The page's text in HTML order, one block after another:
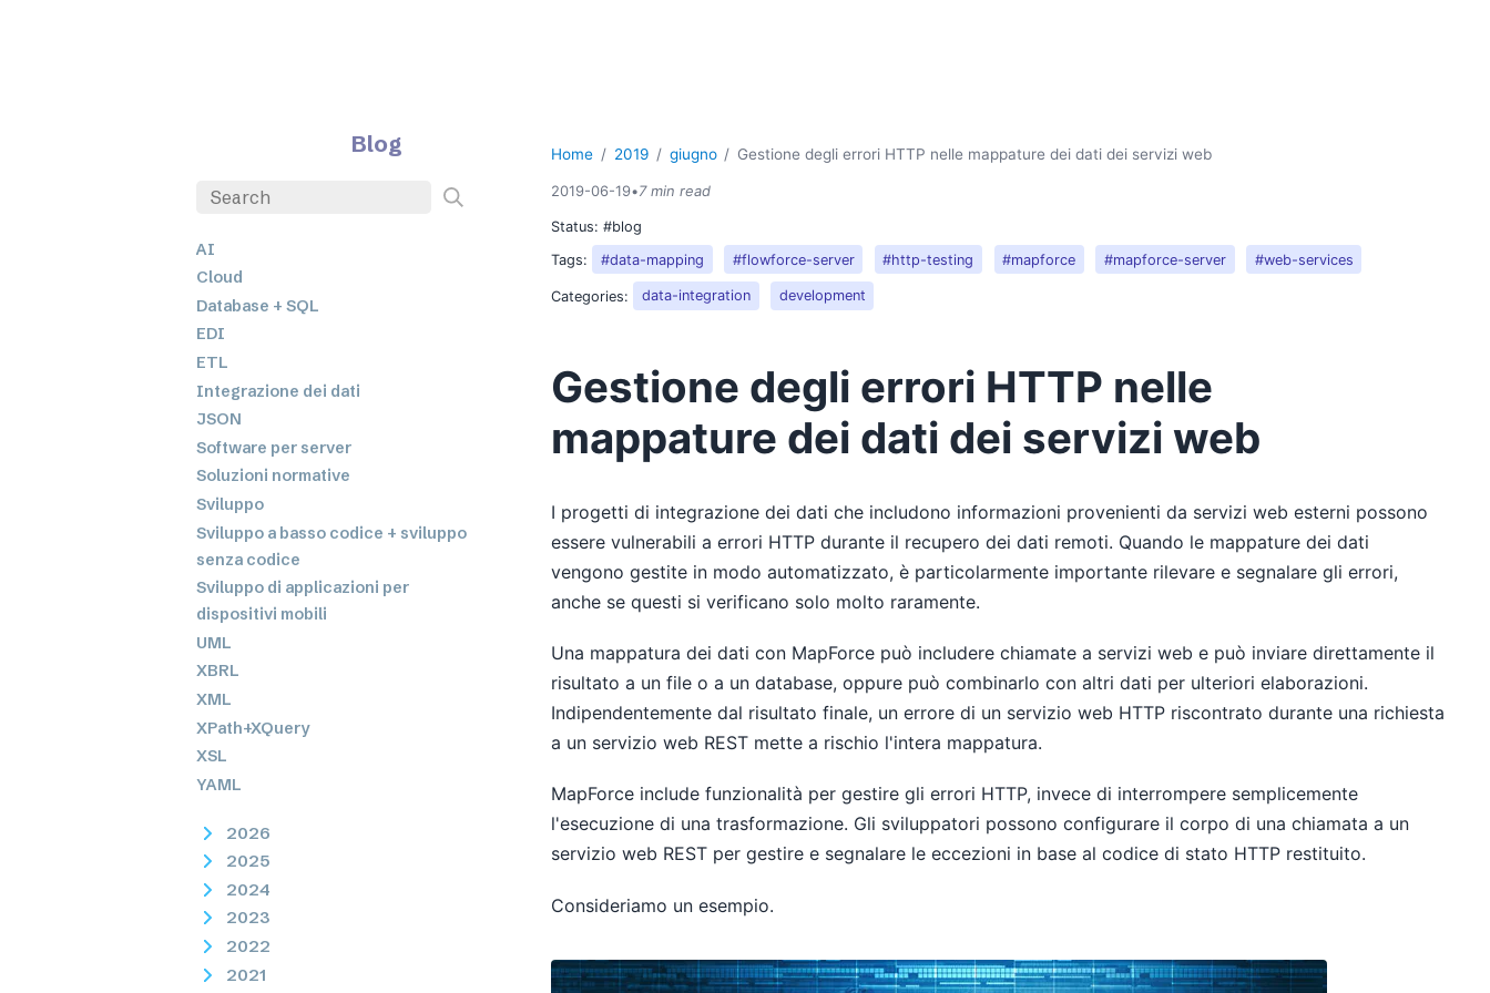
Blog
AI
Cloud
Database + SQL
EDI
ETL
Integrazione dei dati
JSON
Software per server
Soluzioni normative
Sviluppo
Sviluppo a basso codice + sviluppo
senza codice
Sviluppo di applicazioni per
dispositivi mobili
UML
XBRL
XML
XPath+XQuery
XSL
YAML
2026
2025
2024
2023
2022
2021
Home 2019 giugno Gestione degli errori HTTP nelle mappature dei dati dei servizi web
2019-06-19•7 min read
Status:#blog
Tags:
#data-mapping #flowforce-server #http-testing #mapforce #mapforce-server #web-services
Categories: data-integration development
Gestione degli errori HTTP nelle
mappature dei dati dei servizi web
I progetti di integrazione dei dati che includono informazioni provenienti da servizi web esterni possono
essere vulnerabili a errori HTTP durante il recupero dei dati remoti. Quando le mappature dei dati
vengono gestite in modo automatizzato, è particolarmente importante rilevare e segnalare gli errori,
anche se questi si verificano solo molto raramente.
Una mappatura dei dati con MapForce può includere chiamate a servizi web e può inviare direttamente il
risultato a un file o a un database, oppure può combinarlo con altri dati per ulteriori elaborazioni.
Indipendentemente dal risultato finale, un errore di un servizio web HTTP riscontrato durante una richiesta
a un servizio web REST mette a rischio l'intera mappatura.
MapForce include funzionalità per gestire gli errori HTTP, invece di interrompere semplicemente
l'esecuzione di una trasformazione. Gli sviluppatori possono configurare il corpo di una chiamata a un
servizio web REST per gestire e segnalare le eccezioni in base al codice di stato HTTP restituito.
Consideriamo un esempio.